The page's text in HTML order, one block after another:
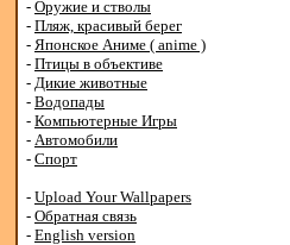
- Оружие и стволы
- Пляж, красивый берег
- Японское Аниме ( anime )
- Птицы в объективе
- Дикие животные
- Водопады
- Компьютерные Игры
- Автомобили
- Спорт
- Upload Your Wallpapers
- Обратная связь
- English version